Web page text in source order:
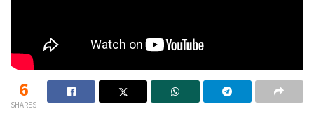
6
SHARES